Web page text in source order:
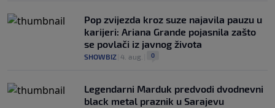
Pop zvijezda kroz suze najavila pauzu u
karijeri: Ariana Grande pojasnila zašto
se povlači iz javnog života
SHOWBIZ 4. aug. 0
Legendarni Marduk predvodi dvodnevni
black metal praznik u Sarajevu